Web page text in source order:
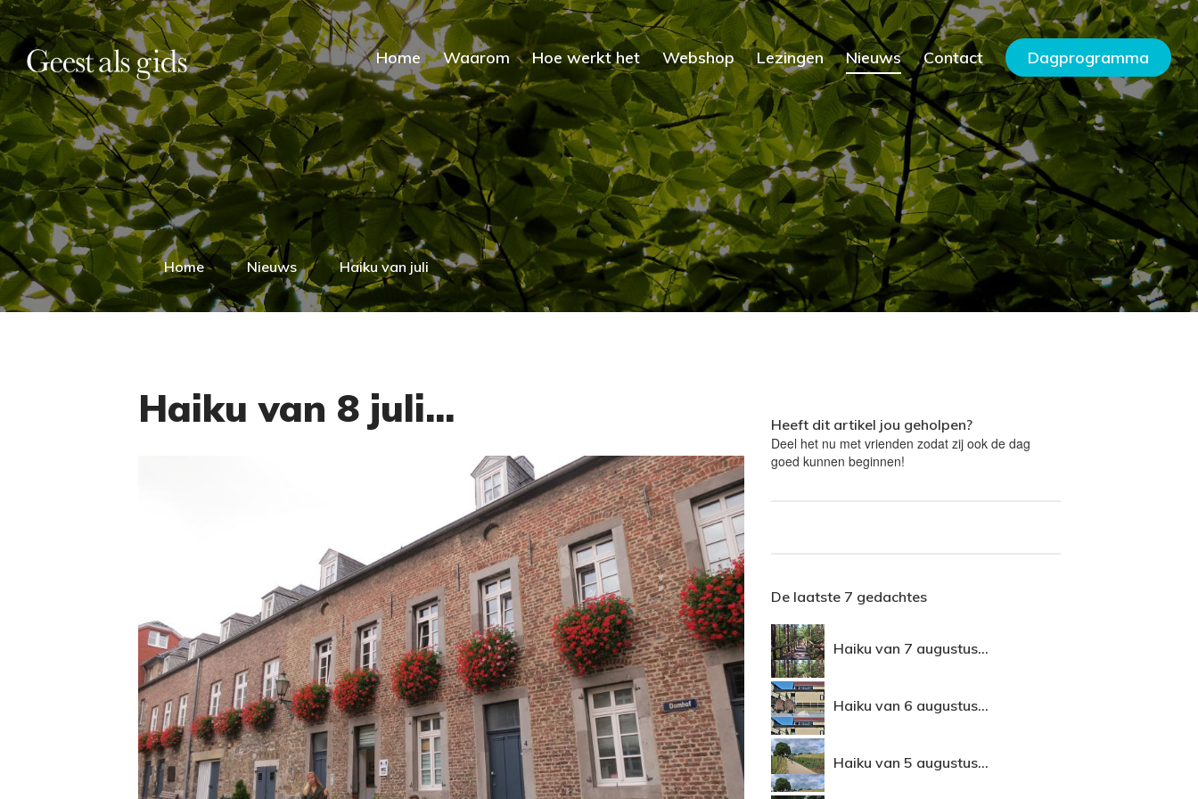
Home Waarom Hoe werkt het Webshop Lezingen Nieuws Contact Dagprogramma
Home Nieuws Haiku van juli
Haiku van 8 juli...
Heeft dit artikel jou geholpen?
Deel het nu met vrienden zodat zij ook de dag
goed kunnen beginnen!
De laatste 7 gedachtes
Haiku van 7 augustus...
Haiku van 6 augustus...
Haiku van 5 augustus...